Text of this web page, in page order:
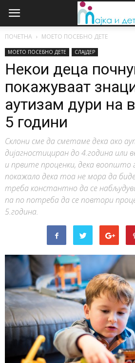
ПОЧЕТНА МОЕТО ПОСЕБНО ДЕТЕ
МОЕТО ПОСЕБНО ДЕТЕ СЛАЈДЕР
Некои деца
покажуваат
аутизам дури на
5 години
Склони сме да сметаме дека ако
дијагностициран до 4.година или
и првите проценки, дека воопшто
покажало дека тоа не мора да
треба константно да се
па по потреба да се повтори
5.година.